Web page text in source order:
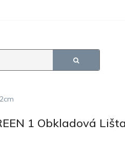
1 Obkladová Lišta